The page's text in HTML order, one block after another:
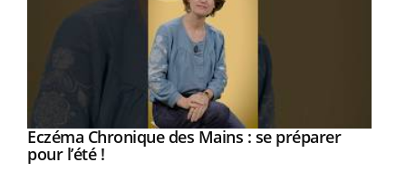
Youtube
Eczéma Chronique des Mains : se préparer
pour l’été !Youtube